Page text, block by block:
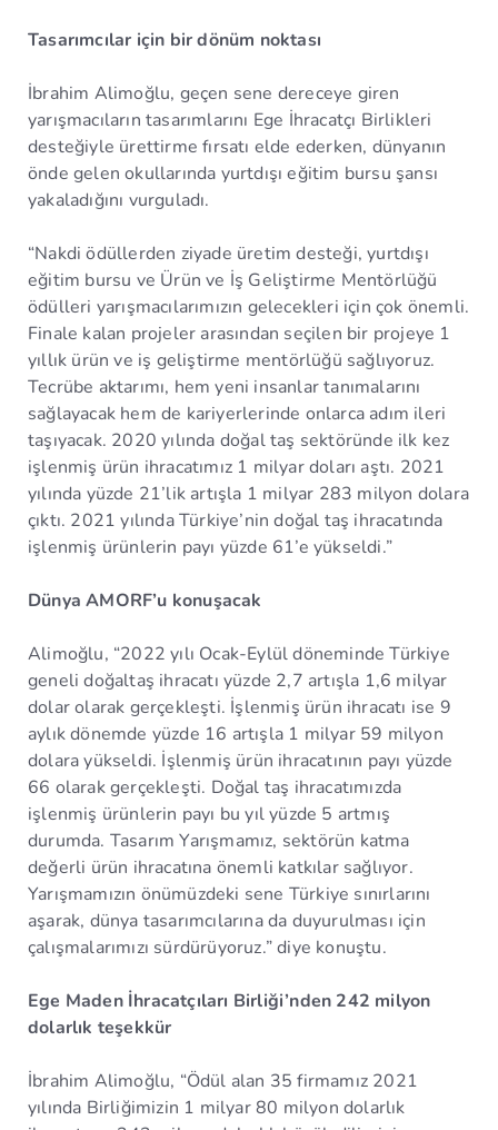
Tasarımcılar için bir dönüm noktası
İbrahim Alimoğlu, geçen sene dereceye giren
yarışmacıların tasarımlarını Ege İhracatçı Birlikleri
desteğiyle ürettirme fırsatı elde ederken, dünyanın
önde gelen okullarında yurtdışı eğitim bursu şansı
yakaladığını vurguladı.
“Nakdi ödüllerden ziyade üretim desteği, yurtdışı
eğitim bursu ve Ürün ve İş Geliştirme Mentörlüğü
ödülleri yarışmacılarımızın gelecekleri için çok önemli.
Finale kalan projeler arasından seçilen bir projeye 1
yıllık ürün ve iş geliştirme mentörlüğü sağlıyoruz.
Tecrübe aktarımı, hem yeni insanlar tanımalarını
sağlayacak hem de kariyerlerinde onlarca adım ileri
taşıyacak. 2020 yılında doğal taş sektöründe ilk kez
işlenmiş ürün ihracatımız 1 milyar doları aştı. 2021
yılında yüzde 21’lik artışla 1 milyar 283 milyon dolara
çıktı. 2021 yılında Türkiye’nin doğal taş ihracatında
işlenmiş ürünlerin payı yüzde 61’e yükseldi.”
Dünya AMORF’u konuşacak
Alimoğlu, “2022 yılı Ocak-Eylül döneminde Türkiye
geneli doğaltaş ihracatı yüzde 2,7 artışla 1,6 milyar
dolar olarak gerçekleşti. İşlenmiş ürün ihracatı ise 9
aylık dönemde yüzde 16 artışla 1 milyar 59 milyon
dolara yükseldi. İşlenmiş ürün ihracatının payı yüzde
66 olarak gerçekleşti. Doğal taş ihracatımızda
işlenmiş ürünlerin payı bu yıl yüzde 5 artmış
durumda. Tasarım Yarışmamız, sektörün katma
değerli ürün ihracatına önemli katkılar sağlıyor.
Yarışmamızın önümüzdeki sene Türkiye sınırlarını
aşarak, dünya tasarımcılarına da duyurulması için
çalışmalarımızı sürdürüyoruz.” diye konuştu.
Ege Maden İhracatçıları Birliği’nden 242 milyon
dolarlık teşekkür
İbrahim Alimoğlu, “Ödül alan 35 firmamız 2021
yılında Birliğimizin 1 milyar 80 milyon dolarlık